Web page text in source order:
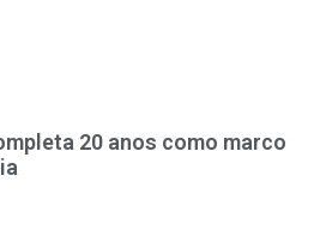
20 anos como marco